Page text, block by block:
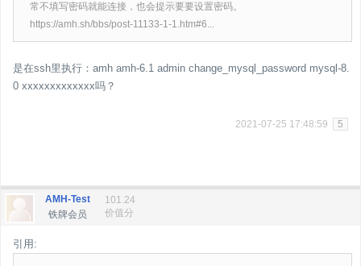
常不填写密码就能连接，也会提示要要设置密码。
https://amh.sh/bbs/post-11133-1-1.htm#6...
是在ssh里执行：amh amh-6.1 admin change_mysql_password mysql-8.
0 xxxxxxxxxxxxx吗？
2021-07-25 17:48:59 5
AMH-Test
铁牌会员
101.24
价值分
引用: